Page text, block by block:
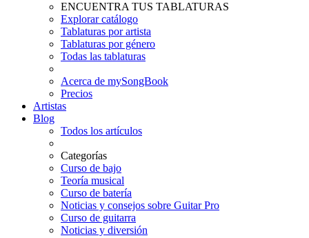
ENCUENTRA TUS TABLATURAS
Explorar catálogo
Tablaturas por artista
Tablaturas por género
Todas las tablaturas
Acerca de mySongBook
Precios
Artistas
Blog
Todos los artículos
Categorías
Curso de bajo
Teoría musical
Curso de batería
Noticias y consejos sobre Guitar Pro
Curso de guitarra
Noticias y diversión